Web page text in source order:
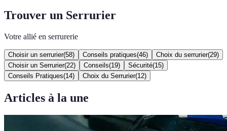
Trouver un Serrurier
Votre allié en serrurerie
Choisir un serrurier(58) Conseils pratiques(46) Choix du serrurier(29)
Choisir un Serrurier(22) Conseils(19) Sécurité(15)
Conseils Pratiques(14) Choix du Serrurier(12)
Articles à la une